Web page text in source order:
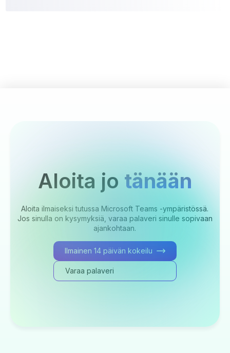
Aloita jo tänään
Aloita ilmaiseksi tutussa Microsoft Teams -ympäristössä.
Jos sinulla on kysymyksiä, varaa palaveri sinulle sopivaan
ajankohtaan.
Ilmainen 14 päivän kokeilu
Varaa palaveri